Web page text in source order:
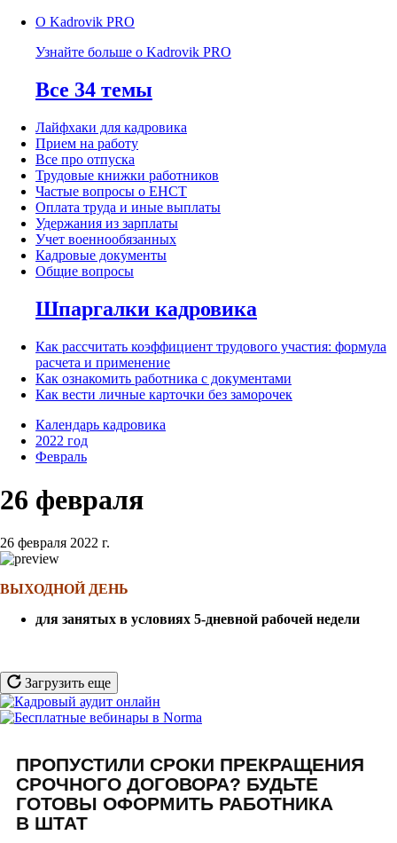
О Kadrovik PRO
Узнайте больше о Kadrovik PRO
Все 34 темы
Лайфхаки для кадровика
Прием на работу
Все про отпуска
Трудовые книжки работников
Частые вопросы о ЕНСТ
Оплата труда и иные выплаты
Удержания из зарплаты
Учет военнообязанных
Кадровые документы
Общие вопросы
Шпаргалки кадровика
Как рассчитать коэффициент трудового участия: формула
расчета и применение
Как ознакомить работника с документами
Как вести личные карточки без заморочек
Календарь кадровика
2022 год
Февраль
26 февраля
26 февраля 2022 г.
ВЫХОДНОЙ ДЕНЬ
для занятых в условиях 5-дневной рабочей недели
Загрузить еще
ПРОПУСТИЛИ СРОКИ ПРЕКРАЩЕНИЯ
СРОЧНОГО ДОГОВОРА? БУДЬТЕ
ГОТОВЫ ОФОРМИТЬ РАБОТНИКА
В ШТАТ